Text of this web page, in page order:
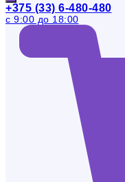
+375 (33) 6-480-480
с 9:00 до 18:00